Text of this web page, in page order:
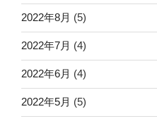
2022年8月 (5)
2022年7月 (4)
2022年6月 (4)
2022年5月 (5)